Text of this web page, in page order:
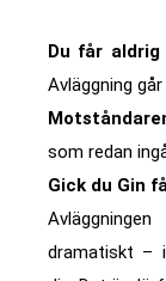
Du får
Avläggning
som redan
Gick du Gin
dramatiskt –